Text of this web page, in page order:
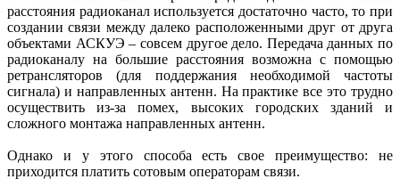
расстояния радиоканал используется достаточно часто, то при
создании связи между далеко расположенными друг от друга
объектами АСКУЭ – совсем другое дело. Передача данных по
радиоканалу на большие расстояния возможна с помощью
ретрансляторов (для поддержания необходимой частоты
сигнала) и направленных антенн. На практике все это трудно
осуществить из-за помех, высоких городских зданий и
сложного монтажа направленных антенн.
Однако и у этого способа есть свое преимущество: не
приходится платить сотовым операторам связи.